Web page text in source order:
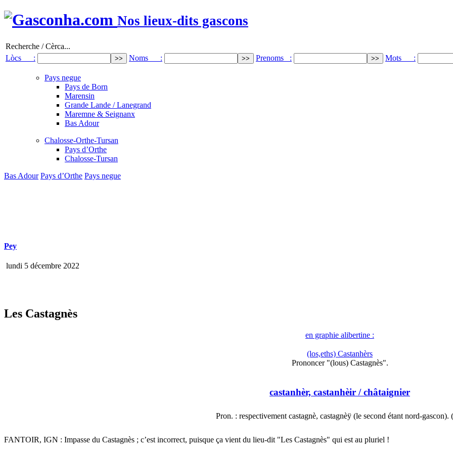
Nos lieux-dits gascons
Recherche / Cèrca...
Lòcs :
Noms : Prenoms : Mots :
Pays negue
Pays de Born
Marensin
Grande Lande / Lanegrand
Maremne & Seignanx
Bas Adour
Chalosse-Orthe-Tursan
Pays d’Orthe
Chalosse-Tursan
Bas Adour Pays d’Orthe Pays negue
Pey
lundi 5 décembre 2022
Les Castagnès
en graphie alibertine :
(los,eths) Castanhèrs
Prononcer "(lous) Castagnès".
castanhèr, castanhèir / châtaignier
Pron. : respectivement castagnè, castagnèÿ (le second étant nord-
FANTOIR, IGN : Impasse du Castagnès ; c’est incorrect, puisque ça vient du lieu-dit "Les Castagnès" qui est au pluriel !